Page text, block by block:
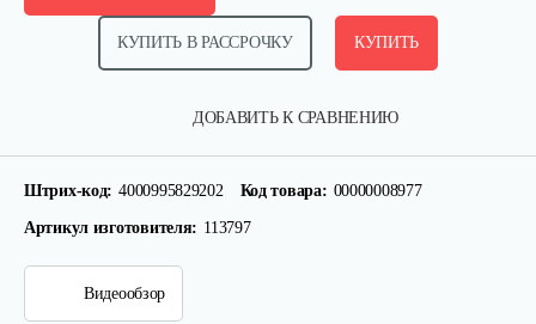
ДОБАВИТЬ К СРАВНЕНИЮ
КУПИТЬ В РАССРОЧКУ КУПИТЬ
Штрих-код: 4000995829202 Код товара: 00000008977
Артикул изготовителя: 113797
Видеообзор